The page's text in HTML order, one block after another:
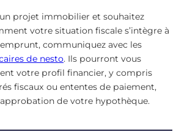
projet immobilier et souhaitez
votre situation fiscale s’intègre à
communiquez avec les
de nesto. Ils pourront vous
votre profil financier, y compris
fiscaux ou ententes de paiement,
de votre hypothèque.